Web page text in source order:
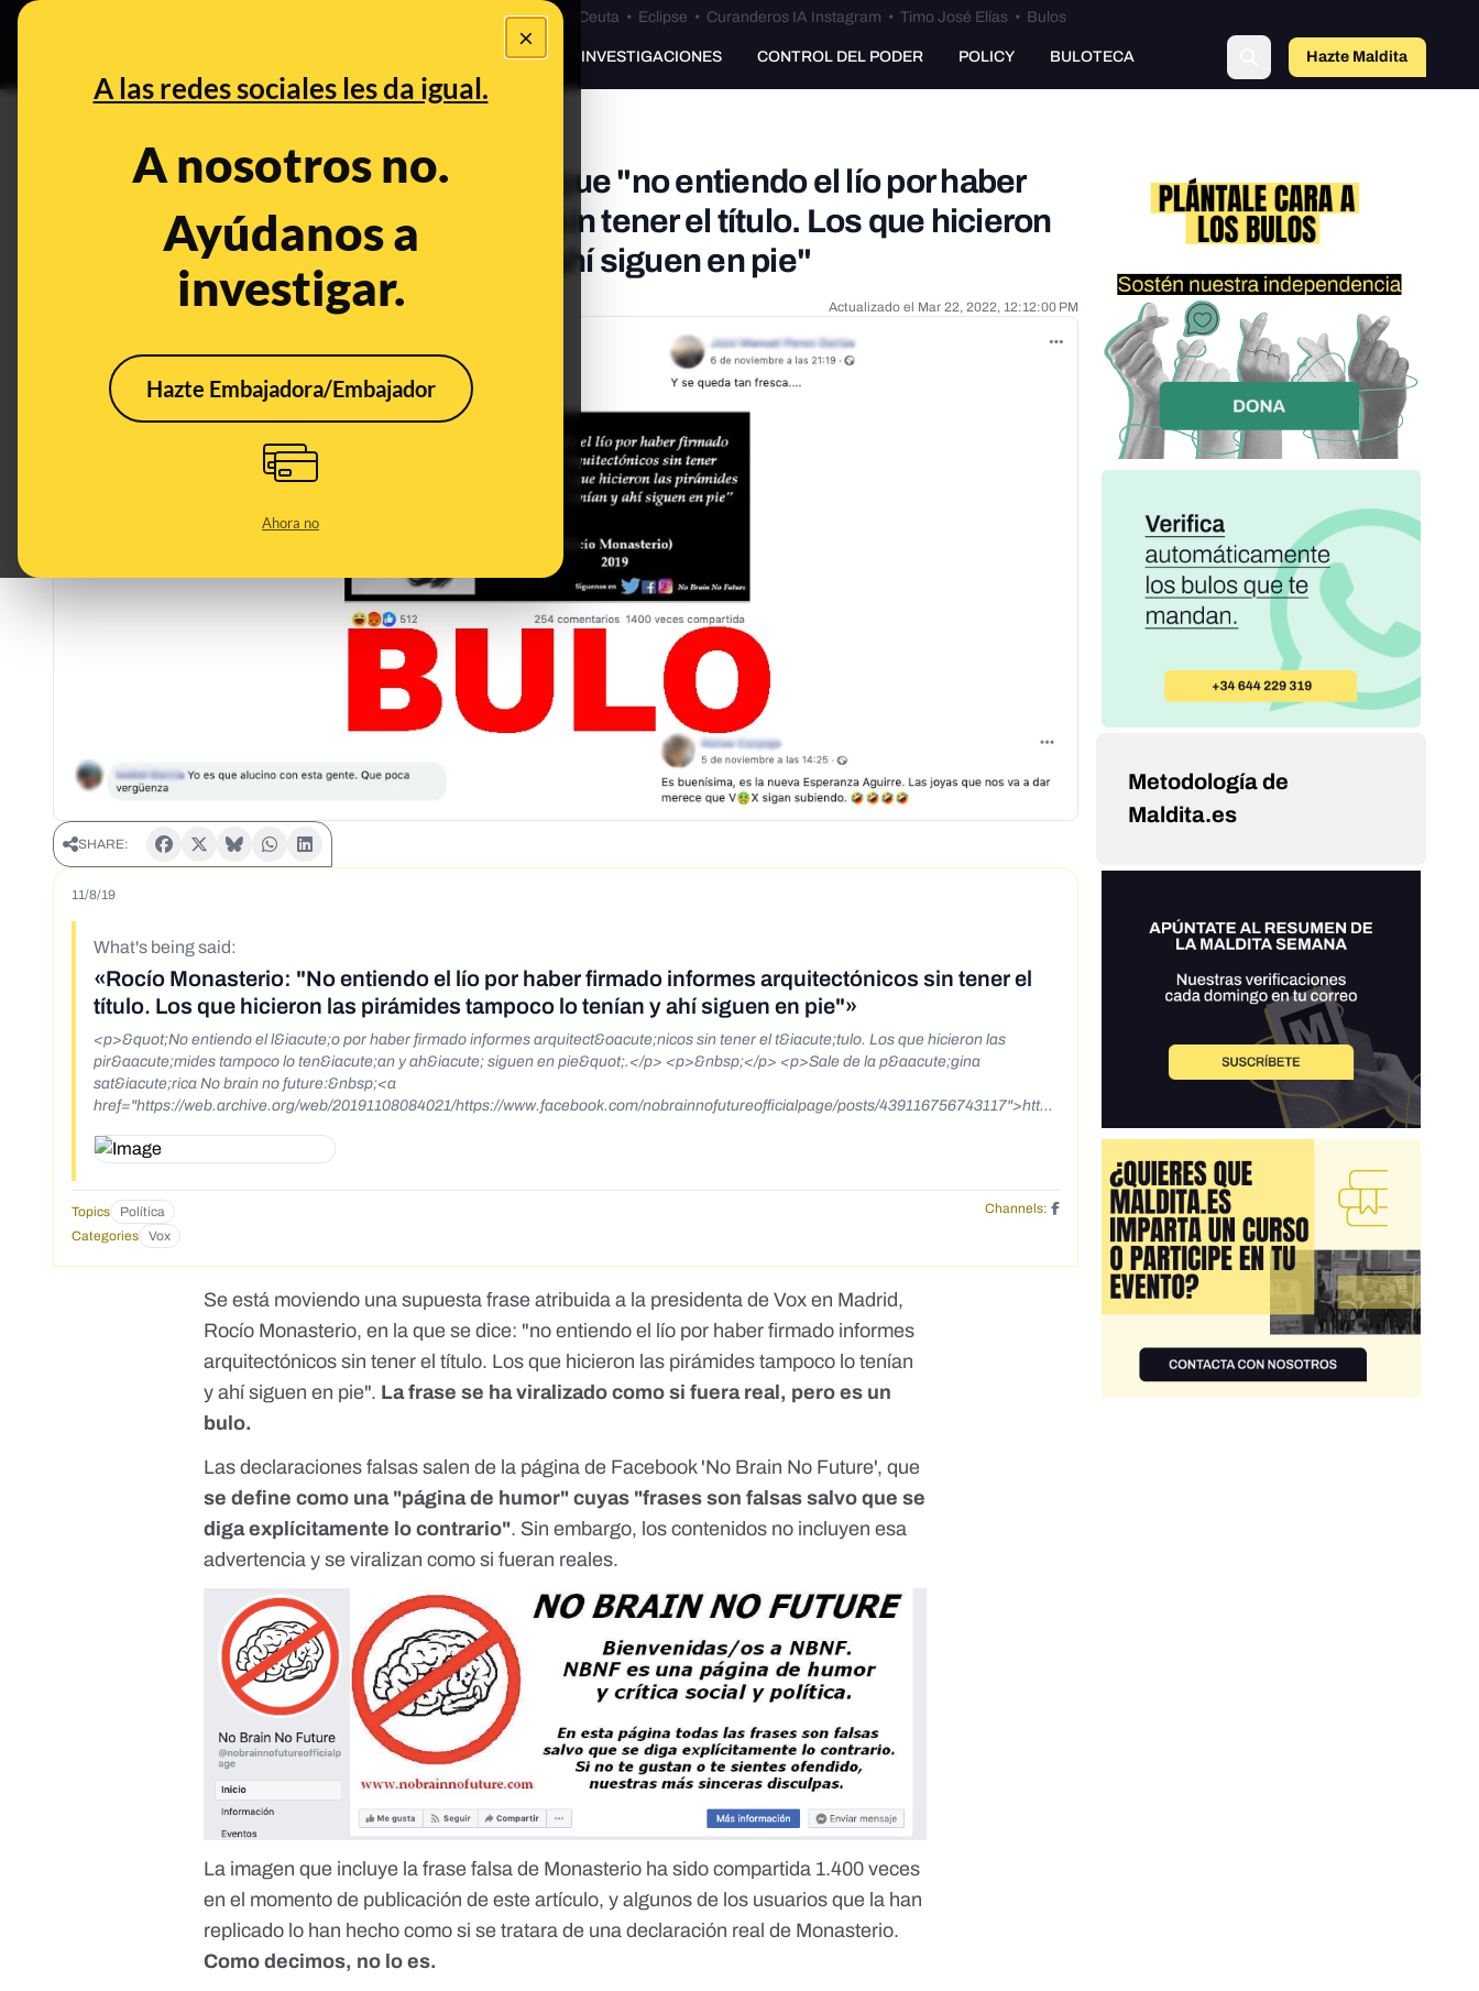
×
A las redes sociales les da igual.
A nosotros no.
Ayúdanos a
investigar.
Hazte Embajadora/Embajador
Ahora no
Especial Ceuta•Bulos Ceuta • Eclipse • Curanderos IA Instagram • Timo José Elías • Bulos
PREBUNKING INVESTIGACIONES CONTROL DEL PODER POLICY BULOTECA Hazte Maldita
No, Rocío Monasterio no ha dicho que "no entiendo el lío por haber
firmado informes arquitectónicos sin tener el título. Los que hicieron
las pirámides tampoco lo tenían y ahí siguen en pie"
Nov 8, 2019, 9:30:59 AM Actualizado el Mar 22, 2022, 12:12:00 PM
SHARE:
11/8/19
What's being said:
«Rocío Monasterio: "No entiendo el lío por haber firmado informes arquitectónicos sin tener el
título. Los que hicieron las pirámides tampoco lo tenían y ahí siguen en pie"»
<p>&quot;No entiendo el l&iacute;o por haber firmado informes arquitect&oacute;nicos sin tener el t&iacute;tulo. Los que hicieron las
pir&aacute;mides tampoco lo ten&iacute;an y ah&iacute; siguen en pie&quot;.</p> <p>&nbsp;</p> <p>Sale de la p&aacute;gina
sat&iacute;rica No brain no future:&nbsp;<a
href="https://web.archive.org/web/20191108084021/https://www.facebook.com/nobrainnofutureofficialpage/posts/439116756743117">https
Topics Política
Channels:
Categories
Vox
Se está moviendo una supuesta frase atribuida a la presidenta de Vox en Madrid,
Rocío Monasterio, en la que se dice: "no entiendo el lío por haber firmado informes
arquitectónicos sin tener el título. Los que hicieron las pirámides tampoco lo tenían
y ahí siguen en pie". La frase se ha viralizado como si fuera real, pero es un
bulo.
Las declaraciones falsas salen de la página de Facebook 'No Brain No Future', que
se define como una "página de humor" cuyas "frases son falsas salvo que se
diga explícitamente lo contrario". Sin embargo, los contenidos no incluyen esa
advertencia y se viralizan como si fueran reales.
La imagen que incluye la frase falsa de Monasterio ha sido compartida 1.400 veces
en el momento de publicación de este artículo, y algunos de los usuarios que la han
replicado lo han hecho como si se tratara de una declaración real de Monasterio.
Como decimos, no lo es.
Metodología de
Maldita.es